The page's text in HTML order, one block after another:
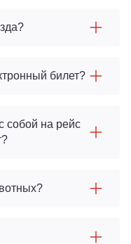
билет?
собой на рейс